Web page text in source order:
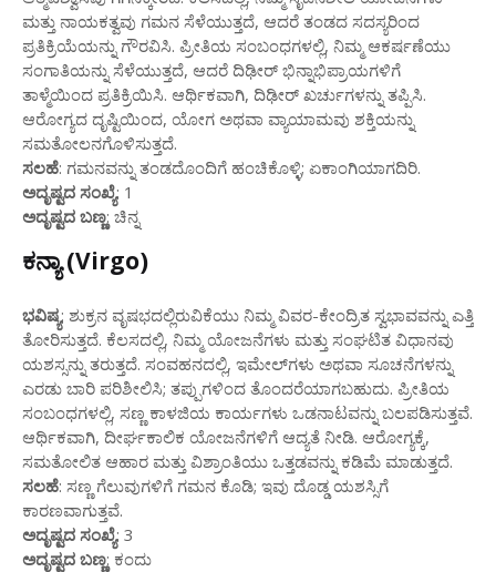
ಮತ್ತು ನಾಯಕತ್ವವು ಗಮನ ಸೆಳೆಯುತ್ತದೆ, ಆದರೆ ತಂಡದ ಸದಸ್ಯರಿಂದ
ಪ್ರತಿಕ್ರಿಯೆಯನ್ನು ಗೌರವಿಸಿ. ಪ್ರೀತಿಯ ಸಂಬಂಧಗಳಲ್ಲಿ, ನಿಮ್ಮ ಆಕರ್ಷಣೆಯು
ಸಂಗಾತಿಯನ್ನು ಸೆಳೆಯುತ್ತದೆ, ಆದರೆ ದಿಢೀರ್ ಭಿನ್ನಾಭಿಪ್ರಾಯಗಳಿಗೆ
ತಾಳ್ಮೆಯಿಂದ ಪ್ರತಿಕ್ರಿಯಿಸಿ. ಆರ್ಥಿಕವಾಗಿ, ದಿಢೀರ್ ಖರ್ಚುಗಳನ್ನು ತಪ್ಪಿಸಿ.
ಆರೋಗ್ಯದ ದೃಷ್ಟಿಯಿಂದ, ಯೋಗ ಅಥವಾ ವ್ಯಾಯಾಮವು ಶಕ್ತಿಯನ್ನು
ಸಮತೋಲನಗೊಳಿಸುತ್ತದೆ.
ಸಲಹೆ: ಗಮನವನ್ನು ತಂಡದೊಂದಿಗೆ ಹಂಚಿಕೊಳ್ಳಿ; ಏಕಾಂಗಿಯಾಗದಿರಿ.
ಅದೃಷ್ಟದ ಸಂಖ್ಯೆ: 1
ಅದೃಷ್ಟದ ಬಣ್ಣ: ಚಿನ್ನ
ಕನ್ಯಾ (Virgo)
ಭವಿಷ್ಯ: ಶುಕ್ರನ ವೃಷಭದಲ್ಲಿರುವಿಕೆಯು ನಿಮ್ಮ ವಿವರ-ಕೇಂದ್ರಿತ ಸ್ವಭಾವವನ್ನು ಎತ್ತಿ
ತೋರಿಸುತ್ತದೆ. ಕೆಲಸದಲ್ಲಿ, ನಿಮ್ಮ ಯೋಜನೆಗಳು ಮತ್ತು ಸಂಘಟಿತ ವಿಧಾನವು
ಯಶಸ್ಸನ್ನು ತರುತ್ತದೆ. ಸಂವಹನದಲ್ಲಿ, ಇಮೇಲ್‌ಗಳು ಅಥವಾ ಸೂಚನೆಗಳನ್ನು
ಎರಡು ಬಾರಿ ಪರಿಶೀಲಿಸಿ; ತಪ್ಪುಗಳಿಂದ ತೊಂದರೆಯಾಗಬಹುದು. ಪ್ರೀತಿಯ
ಸಂಬಂಧಗಳಲ್ಲಿ, ಸಣ್ಣ ಕಾಳಜಿಯ ಕಾರ್ಯಗಳು ಒಡನಾಟವನ್ನು ಬಲಪಡಿಸುತ್ತವೆ.
ಆರ್ಥಿಕವಾಗಿ, ದೀರ್ಘಕಾಲಿಕ ಯೋಜನೆಗಳಿಗೆ ಆದ್ಯತೆ ನೀಡಿ. ಆರೋಗ್ಯಕ್ಕೆ,
ಸಮತೋಲಿತ ಆಹಾರ ಮತ್ತು ವಿಶ್ರಾಂತಿಯು ಒತ್ತಡವನ್ನು ಕಡಿಮೆ ಮಾಡುತ್ತದೆ.
ಸಲಹೆ: ಸಣ್ಣ ಗೆಲುವುಗಳಿಗೆ ಗಮನ ಕೊಡಿ; ಇವು ದೊಡ್ಡ ಯಶಸ್ಸಿಗೆ
ಕಾರಣವಾಗುತ್ತವೆ.
ಅದೃಷ್ಟದ ಸಂಖ್ಯೆ: 3
ಅದೃಷ್ಟದ ಬಣ್ಣ: ಕಂದು